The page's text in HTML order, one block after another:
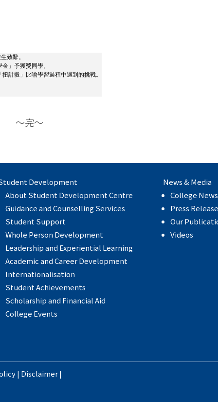
致辭。
」予獲獎同學。
計骰」比喻學習過程中遇到的挑戰。
～完～
Development
About Student Development Centre
Guidance and Counselling Services
Student Support
Whole Person Development
Leadership and Experiential Learning
Academic and Career Development
Internationalisation
Student Achievements
Scholarship and Financial Aid
College Events
News & Media
College News
Press Release
Our
Videos
| Disclaimer|